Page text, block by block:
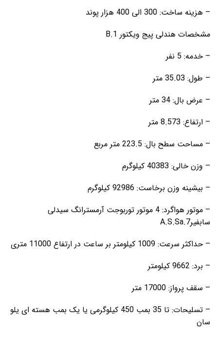
– هزینه ساخت: 300 الی 400 هزار پوند
مشخصات هندلی پیج ویکتور B.1
– خدمه: 5 نفر
– طول: 35.03 متر
– عرض بال: 34 متر
– ارتفاع: 8.573 متر
– مساحت سطح بال: 223.5 متر مربع
– وزن خالی: 40383 کیلوگرم
– بیشینه وزن برخاست: 92986 کیلوگرم
– موتور هواگرد: 4 موتور توربوجت آرمسترانگ سیدلی
سابفیرA.S.Sa.7
– حداکثر سرعت: 1009 کیلومتر بر ساعت در ارتفاع 11000 متری
– برد: 9662 کیلومتر
– سقف پرواز: 17000 متر
– تسلیحات: تا 35 بمب 450 کیلوگرمی یا یک بمب هسته ای یلو
سان